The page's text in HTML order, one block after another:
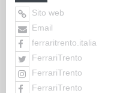
Sito web
Email
ferraritrento.italia
FerrariTrento
FerrariTrento
FerrariTrento